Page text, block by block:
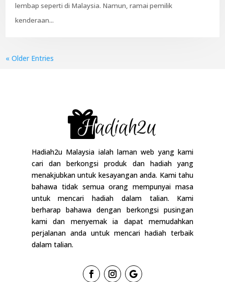
lembap seperti di Malaysia. Namun, ramai pemilik
kenderaan...
« Older Entries
Hadiah2u Malaysia ialah laman web yang kami
cari dan berkongsi produk dan hadiah yang
menakjubkan untuk kesayangan anda. Kami tahu
bahawa tidak semua orang mempunyai masa
untuk mencari hadiah dalam talian. Kami
berharap bahawa dengan berkongsi pusingan
kami dan menyemak ia dapat memudahkan
perjalanan anda untuk mencari hadiah terbaik
dalam talian.